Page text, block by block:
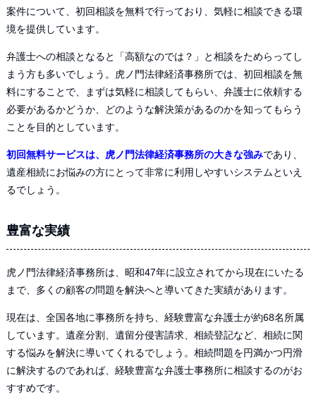
案件について、初回相談を無料で行っており、気軽に相談できる環
境を提供しています。
弁護士への相談となると「高額なのでは？」と相談をためらってし
まう方も多いでしょう。虎ノ門法律経済事務所では、初回相談を無
料にすることで、まずは気軽に相談してもらい、弁護士に依頼する
必要があるかどうか、どのような解決策があるのかを知ってもらう
ことを目的としています。
初回無料サービスは、虎ノ門法律経済事務所の大きな強みであり、
遺産相続にお悩みの方にとって非常に利用しやすいシステムといえ
るでしょう。
豊富な実績
虎ノ門法律経済事務所は、昭和47年に設立されてから現在にいたる
まで、多くの顧客の問題を解決へと導いてきた実績があります。
現在は、全国各地に事務所を持ち、経験豊富な弁護士が約68名所属
しています。遺産分割、遺留分侵害請求、相続登記など、相続に関
する悩みを解決に導いてくれるでしょう。相続問題を円満かつ円滑
に解決するのであれば、経験豊富な弁護士事務所に相談するのがお
すすめです。